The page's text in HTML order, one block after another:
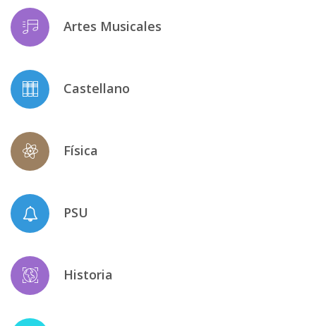
Artes Musicales
Castellano
Física
PSU
Historia